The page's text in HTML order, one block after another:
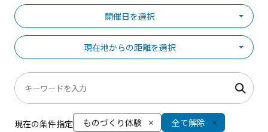
開催日を選択
現在地からの距離を選択
現在の条件指定 ものづくり体験 全て解除